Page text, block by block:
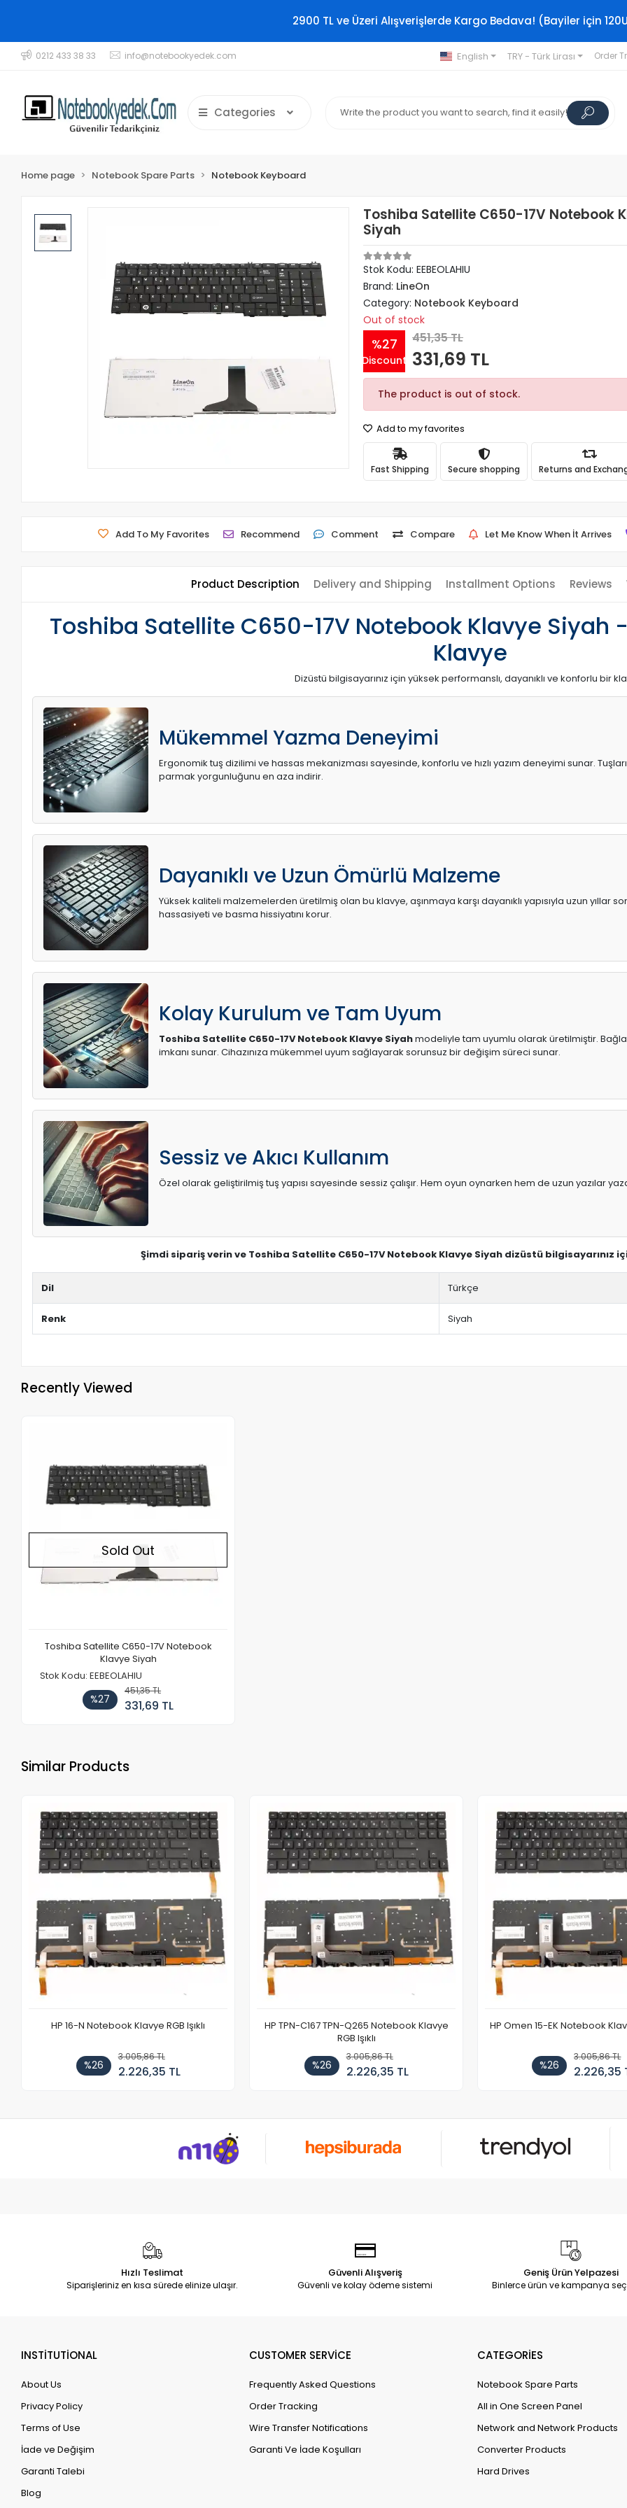
2900 TL ve Üzeri Alışverişlerde Kargo Bedava! (Bayiler için
0212 433 38 33 info@notebookyedek.com English TRY - Türk Lirası Order
Categories
Home page Notebook Spare Parts Notebook Keyboard
Toshiba Satellite C650-17V Notebook
Siyah
Stok Kodu: EEBEOLAHIU
Brand: LineOn
Category: Notebook Keyboard
Out of stock
%27
Discount
451,35 TL
331,69 TL
The product is out of stock.
Add to my favorites
Fast Shipping Secure shopping Returns and
Add To My Favorites Recommend Comment Compare Let Me Know When İt Arrives
Product Description Delivery and Shipping Installment Options Reviews
Toshiba Satellite C650-17V Notebook Klavye Siyah
Klavye
Dizüstü bilgisayarınız için yüksek performanslı, dayanıklı ve konforlu bir
Mükemmel Yazma Deneyimi
Ergonomik tuş dizilimi ve hassas mekanizması sayesinde, konforlu ve hızlı yazım deneyimi sunar.
parmak yorgunluğunu en aza indirir.
Dayanıklı ve Uzun Ömürlü Malzeme
Yüksek kaliteli malzemelerden üretilmiş olan bu klavye, aşınmaya karşı dayanıklı yapısıyla uzun yıllar
hassasiyeti ve basma hissiyatını korur.
Kolay Kurulum ve Tam Uyum
Toshiba Satellite C650-17V Notebook Klavye Siyahmodeliyle tam uyumlu olarak üretilmiştir.
imkanı sunar. Cihazınıza mükemmel uyum sağlayarak sorunsuz bir değişim süreci sunar.
Sessiz ve Akıcı Kullanım
Özel olarak geliştirilmiş tuş yapısı sayesinde sessiz çalışır. Hem oyun oynarken hem de uzun yazılar
Şimdi sipariş verin ve Toshiba Satellite C650-17V Notebook Klavye Siyah dizüstü bilgisayarınız
Dil Türkçe
Renk Siyah
Recently Viewed
Sold Out
Toshiba Satellite C650-17V Notebook
Klavye Siyah
Stok Kodu: EEBEOLAHIU
%27
451,35 TL
331,69 TL
Similar Products
HP 16-N Notebook Klavye RGB Işıklı
%26
3.005,86 TL
2.226,35 TL
HP TPN-C167 TPN-Q265 Notebook Klavye
RGB Işıklı
%26
3.005,86 TL
2.226,35 TL
HP Omen 15-EK Notebook
%26
3.005,86 TL
2.226,35
Hızlı Teslimat
Siparişleriniz en kısa sürede elinize ulaşır.
Güvenli Alışveriş
Güvenli ve kolay ödeme sistemi
Geniş Ürün Yelpazesi
Binlerce ürün ve kampanya
INSTİTUTİONAL
About Us
Privacy Policy
Terms of Use
İade ve Değişim
Garanti Talebi
Blog
CUSTOMER SERVİCE
Frequently Asked Questions
Order Tracking
Wire Transfer Notifications
Garanti Ve İade Koşulları
CATEGORİES
Notebook Spare Parts
All in One Screen Panel
Network and Network Products
Converter Products
Hard Drives